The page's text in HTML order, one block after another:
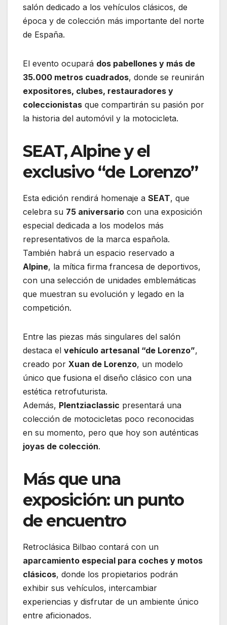
salón dedicado a los vehículos clásicos, de
época y de colección más importante del norte
de España.
El evento ocupará dos pabellones y más de
35.000 metros cuadrados, donde se reunirán
expositores, clubes, restauradores y
coleccionistas que compartirán su pasión por
la historia del automóvil y la motocicleta.
SEAT, Alpine y el
exclusivo “de Lorenzo”
Esta edición rendirá homenaje a SEAT, que
celebra su 75 aniversario con una exposición
especial dedicada a los modelos más
representativos de la marca española.
También habrá un espacio reservado a
Alpine, la mítica firma francesa de deportivos,
con una selección de unidades emblemáticas
que muestran su evolución y legado en la
competición.
Entre las piezas más singulares del salón
destaca el vehículo artesanal “de Lorenzo”,
creado por Xuan de Lorenzo, un modelo
único que fusiona el diseño clásico con una
estética retrofuturista.
Además, Plentziaclassic presentará una
colección de motocicletas poco reconocidas
en su momento, pero que hoy son auténticas
joyas de colección.
Más que una
exposición: un punto
de encuentro
Retroclásica Bilbao contará con un
aparcamiento especial para coches y motos
clásicos, donde los propietarios podrán
exhibir sus vehículos, intercambiar
experiencias y disfrutar de un ambiente único
entre aficionados.